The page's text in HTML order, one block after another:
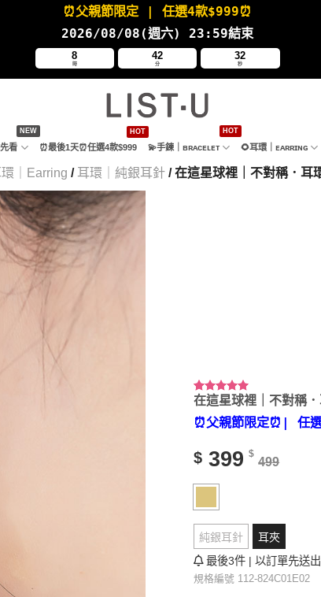
⏰父親節限定 | 任選4款$999⏰
2026/08/08(週六) 23:59結束
8
時
42
分
30
秒
看 ⏰最後1天⏰任選4款$999 💫手鍊｜ʙʀᴀᴄᴇʟᴇᴛ 🌻耳環｜ᴇᴀʀʀɪɴɢ
｜Earring / 耳環｜純銀耳針/ 在這星球裡｜不對稱．耳
評分4.94
/ 5，已有
36
位顧客進
在這星球裡｜不對稱
⏰父親節限定⏰ | 任
$ 399 $
499
純銀耳針
耳夾
最後3件 | 以訂單先送
規格編號 112-824C01E02